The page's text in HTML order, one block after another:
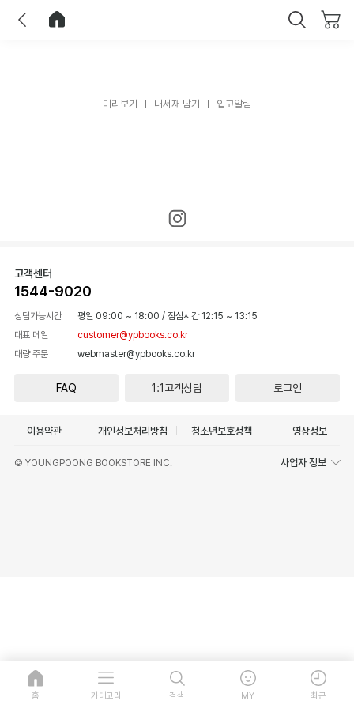
미리보기 내서재 담기 입고알림
고객센터
1544-9020
상담가능시간 평일 09:00 ~ 18:00 / 점심시간 12:15 ~ 13:15
대표 메일
customer@ypbooks.co.kr
대량 주문
webmaster@ypbooks.co.kr
FAQ 1:1고객상담 로그인
이용약관 개인정보처리방침 청소년보호정책 영상정보
© YOUNGPOONG BOOKSTORE INC. 사업자 정보
홈 카테고리 검색 MY 최근